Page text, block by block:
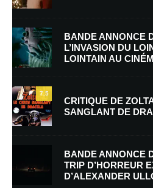
Nom*
E-mail*
Enregistrer mon nom, mon e-mail et
mon prochain commentaire.
BANDE ANNONCE
L’INVASION DU
LOINTAIN AU
7.5
CRITIQUE DE
SANGLANT DE
BANDE ANNONCE
TRIP D’HORREUR
D’ALEXANDER